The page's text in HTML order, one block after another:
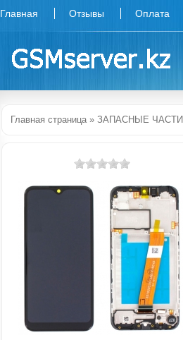
Главная Отзывы Оплата
Главная страница» ЗАПАСНЫЕ ЧАСТИ